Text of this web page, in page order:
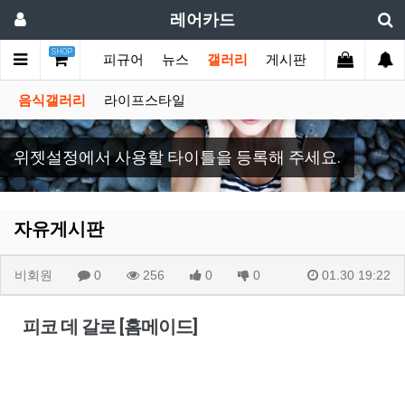
레어카드
SHOP
메인 이미지 피규어 뉴스 갤러리 게시판
음식갤러리 라이프스타일
위젯설정에서 사용할 타이틀을 등록해 주세요.
자유게시판
비회원 0 256 0 0 01.30 19:22
피코 데 갈로 [홈메이드]